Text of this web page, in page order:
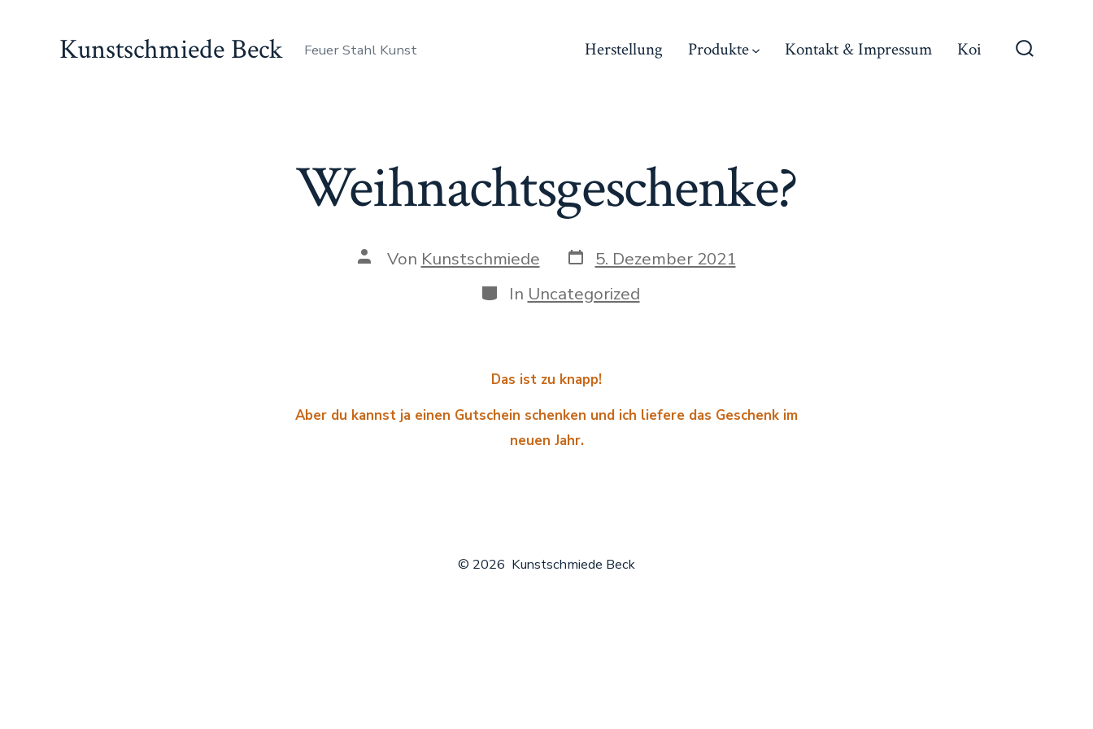
Kunstschmiede Beck Feuer Stahl Kunst Herstellung Produkte Kontakt & Impressum Koi
Weihnachtsgeschenke?
AutorVon Kunstschmiede Datum
des
Beitrags
5. Dezember 2021
Kategorien
In Uncategorized
Das ist zu knapp!
Aber du kannst ja einen Gutschein schenken und ich liefere das Geschenk im
neuen Jahr.
© 2026 Kunstschmiede Beck